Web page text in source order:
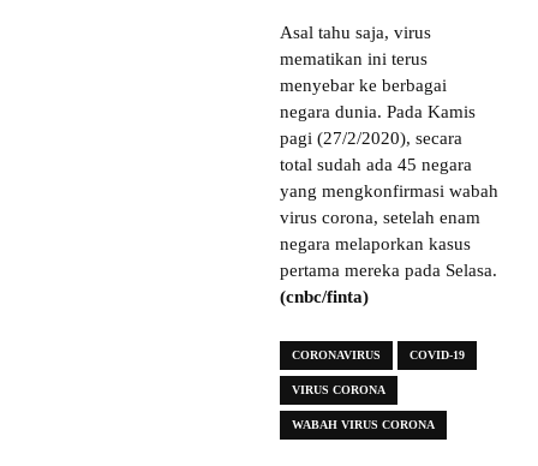
Asal tahu saja, virus
mematikan ini terus
menyebar ke berbagai
negara dunia. Pada Kamis
pagi (27/2/2020), secara
total sudah ada 45 negara
yang mengkonfirmasi wabah
virus corona, setelah enam
negara melaporkan kasus
pertama mereka pada Selasa.
(cnbc/finta)
CORONAVIRUS COVID-19
VIRUS CORONA
WABAH VIRUS CORONA